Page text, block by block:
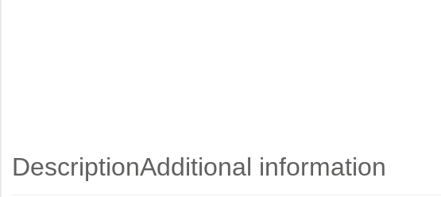
DescriptionAdditional information